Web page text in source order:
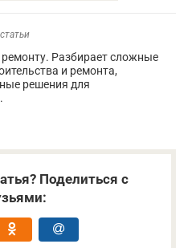
Разбирает сложные
и ремонта,
решения для
Поделиться с